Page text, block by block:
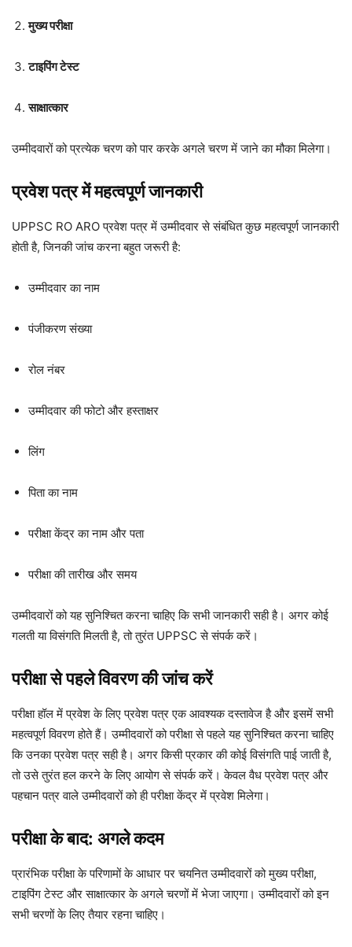
मुख्य परीक्षा
टाइपिंग टेस्ट
साक्षात्कार
उम्मीदवारों को प्रत्येक चरण को पार करके अगले चरण में जाने का मौका मिलेगा।
प्रवेश पत्र में महत्वपूर्ण जानकारी
UPPSC RO ARO प्रवेश पत्र में उम्मीदवार से संबंधित कुछ महत्वपूर्ण जानकारी
होती है, जिनकी जांच करना बहुत जरूरी है:
उम्मीदवार का नाम
पंजीकरण संख्या
रोल नंबर
उम्मीदवार की फोटो और हस्ताक्षर
लिंग
पिता का नाम
परीक्षा केंद्र का नाम और पता
परीक्षा की तारीख और समय
उम्मीदवारों को यह सुनिश्चित करना चाहिए कि सभी जानकारी सही है। अगर कोई
गलती या विसंगति मिलती है, तो तुरंत UPPSC से संपर्क करें।
परीक्षा से पहले विवरण की जांच करें
परीक्षा हॉल में प्रवेश के लिए प्रवेश पत्र एक आवश्यक दस्तावेज है और इसमें सभी
महत्वपूर्ण विवरण होते हैं। उम्मीदवारों को परीक्षा से पहले यह सुनिश्चित करना चाहिए
कि उनका प्रवेश पत्र सही है। अगर किसी प्रकार की कोई विसंगति पाई जाती है,
तो उसे तुरंत हल करने के लिए आयोग से संपर्क करें। केवल वैध प्रवेश पत्र और
पहचान पत्र वाले उम्मीदवारों को ही परीक्षा केंद्र में प्रवेश मिलेगा।
परीक्षा के बाद: अगले कदम
प्रारंभिक परीक्षा के परिणामों के आधार पर चयनित उम्मीदवारों को मुख्य परीक्षा,
टाइपिंग टेस्ट और साक्षात्कार के अगले चरणों में भेजा जाएगा। उम्मीदवारों को इन
सभी चरणों के लिए तैयार रहना चाहिए।